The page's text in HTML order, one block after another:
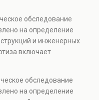
безопасности.
недвижимости,
объектов, а
и технических
обследование
на определение
и инженерных
включает
безопасности.
недвижимости,
объектов, а
обследование
на определение